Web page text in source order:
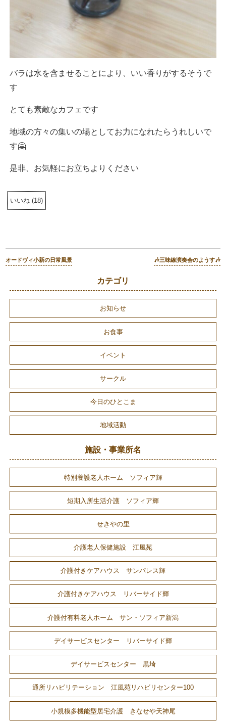
バラは水を含ませることにより、いい香りがするそうで
す
とても素敵なカフェです
地域の方々の集いの場としてお力になれたらうれしいで
す🤗
是非、お気軽にお立ちよりください
いいね (18)
オードヴィ小新の日常風景 🎶三味線演奏会のようす🎶
カテゴリ
お知らせ
お食事
イベント
サークル
今日のひとこま
地域活動
施設・事業所名
特別養護老人ホーム ソフィア輝
短期入所生活介護 ソフィア輝
せきやの里
介護老人保健施設 江風苑
介護付きケアハウス サンパレス輝
介護付きケアハウス リバーサイド輝
介護付有料老人ホーム サン・ソフィア新潟
デイサービスセンター リバーサイド輝
デイサービスセンター 黒埼
通所リハビリテーション 江風苑リハビリセンター100
小規模多機能型居宅介護 きなせや天神尾